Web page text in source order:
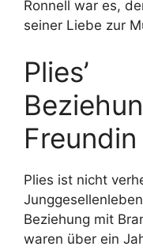
Ronnell war es,
seiner Liebe zur
Plies’
Plies ist nicht
Beziehung mit
waren über ein